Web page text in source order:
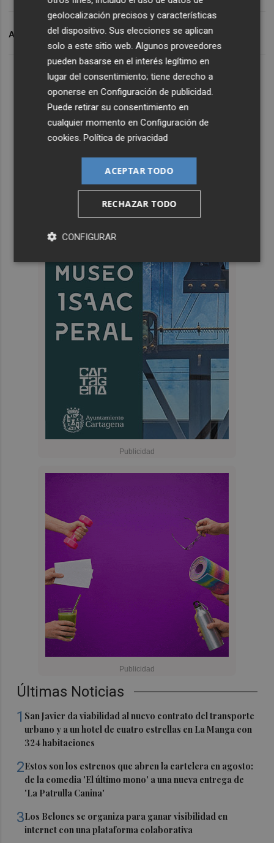
Últimas Noticias
1 San Javier da viabilidad al nuevo contrato del transporte
urbano y a un hotel de cuatro estrellas en La Manga con
324 habitaciones
2Estos son los estrenos que abren la cartelera en agosto:
de la comedia 'El último mono' a una nueva entrega de
'La Patrulla Canina'
3Los Belones se organiza para ganar visibilidad en
internet con una plataforma colaborativa
ARCHIVADO EN TOTANA
geolocalización precisos y características
del dispositivo. Sus elecciones se aplican
solo a este sitio web. Algunos proveedores
pueden basarse en el interés legítimo en
lugar del consentimiento; tiene derecho a
oponerse enConfiguración de publicidad.
Puede retirar su consentimiento en
cualquier momento enConfiguración de
cookies.Política de privacidad
ACEPTAR TODO
RECHAZAR TODO
CONFIGURAR